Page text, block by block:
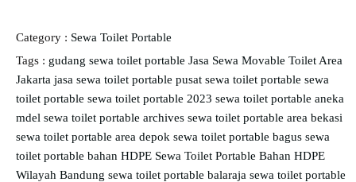
Category : Sewa Toilet Portable
Tags : gudang sewa toilet portable Jasa Sewa Movable Toilet Area
Jakarta jasa sewa toilet portable pusat sewa toilet portable sewa
toilet portable sewa toilet portable 2023 sewa toilet portable aneka
mdel sewa toilet portable archives sewa toilet portable area bekasi
sewa toilet portable area depok sewa toilet portable bagus sewa
toilet portable bahan HDPE Sewa Toilet Portable Bahan HDPE
Wilayah Bandung sewa toilet portable balaraja sewa toilet portable